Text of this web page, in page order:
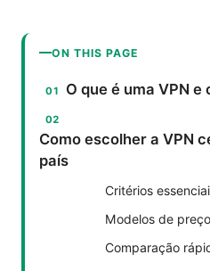
ON THIS PAGE
O que é uma VPN
Como escolher a VPN
país
Critérios
Modelos de
Comparação